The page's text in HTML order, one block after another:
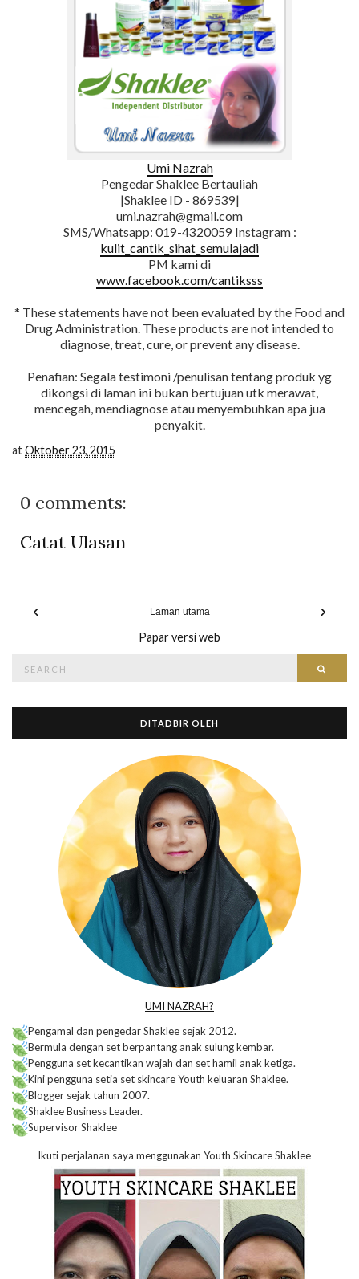
Umi Nazrah
Pengedar Shaklee Bertauliah
|Shaklee ID - 869539|
umi.nazrah@gmail.com
SMS/Whatsapp: 019-4320059 Instagram :
kulit_cantik_sihat_semulajadi
PM kami di
www.facebook.com/cantiksss
* These statements have not been evaluated by the Food and
Drug Administration. These products are not intended to
diagnose, treat, cure, or prevent any disease.
Penafian: Segala testimoni /penulisan tentang produk yg
dikongsi di laman ini bukan bertujuan utk merawat,
mencegah, mendiagnose atau menyembuhkan apa jua
penyakit.
atOktober 23, 2015
0 comments:
Catat Ulasan
‹ ›
Laman utama
Papar versi web
for:
DITADBIR OLEH
UMI NAZRAH?
Pengamal dan pengedar Shaklee sejak 2012.
Bermula dengan set berpantang anak sulung kembar.
Pengguna set kecantikan wajah dan set hamil anak ketiga.
Kini pengguna setia set skincare Youth keluaran Shaklee.
Blogger sejak tahun 2007.
Shaklee Business Leader.
Supervisor Shaklee
Ikuti perjalanan saya menggunakan Youth Skincare Shaklee